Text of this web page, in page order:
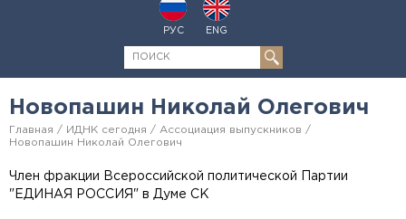
РУС ENG
Новопашин Николай Олегович
Главная ИДНК сегодня
Ассоциация выпускников
Новопашин Николай Олегович
Член фракции Всероссийской политической Партии
"ЕДИНАЯ РОССИЯ" в Думе СК